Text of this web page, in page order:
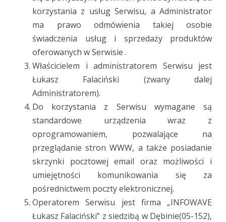
korzystania z usług Serwisu, a Administrator
ma prawo odmówienia takiej osobie
świadczenia usług i sprzedaży produktów
oferowanych w Serwisie .
Właścicielem i administratorem Serwisu jest
Łukasz Falaciński (zwany dalej
Administratorem).
Do korzystania z Serwisu wymagane są
standardowe urządzenia wraz z
oprogramowaniem, pozwalające na
przeglądanie stron WWW, a także posiadanie
skrzynki pocztowej email oraz możliwości i
umiejętności komunikowania się za
pośrednictwem poczty elektronicznej.
Operatorem Serwisu jest firma „INFOWAVE
Łukasz Falaciński” z siedzibą w Dębinie(05-152),